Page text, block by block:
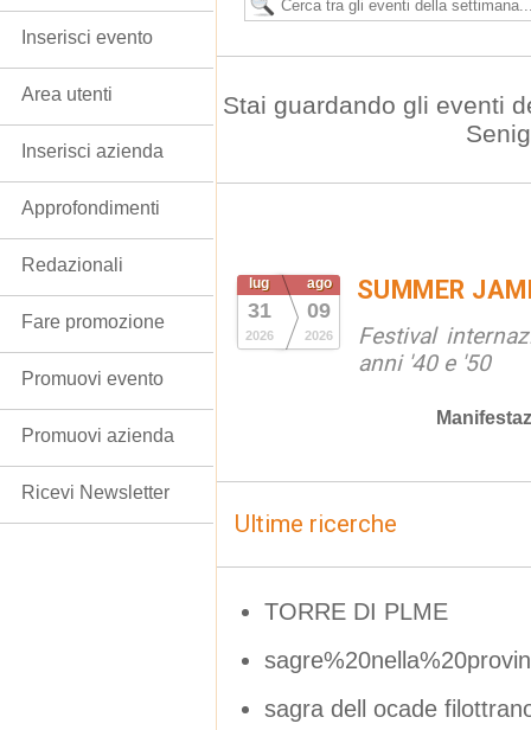
Stai guardando gli eventi
lug
31
2026
ago
09
2026
SUMMER
Festival
anni '40 e '50
Ultime ricerche
TORRE DI PLME
sagra dell ocade
Inserisci evento
Area utenti
Inserisci azienda
Approfondimenti
Redazionali
Fare promozione
Promuovi evento
Promuovi azienda
Ricevi Newsletter